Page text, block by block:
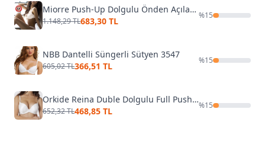
Miorre Push-Up Dolgulu Önden Açılabilir Sütyen
1.148,29 TL683,30 TL
%15
NBB Dantelli Süngerli Sütyen 3547
605,02 TL366,51 TL
%15
Orkide Reina Duble Dolgulu Full Push-up 2 Beden Büyüten Sütyen
652,32 TL468,85 TL
%15